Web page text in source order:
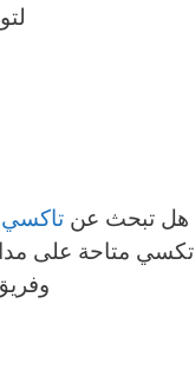
هل تبحث عنتاكسي
تكسي متاحة على